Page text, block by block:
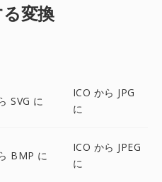
変換
SVG に
ICO から JPG
に
BMP に
ICO から JPEG
に